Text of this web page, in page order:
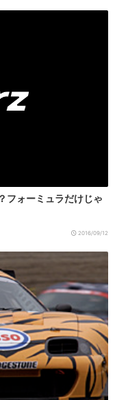
フォーミュラだけじゃ
2016/09/12